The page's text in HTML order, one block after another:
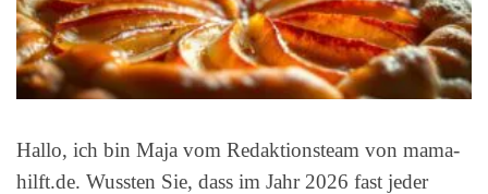
Hallo, ich bin Maja vom Redaktionsteam von mama-
hilft.de. Wussten Sie, dass im Jahr 2026 fast jeder